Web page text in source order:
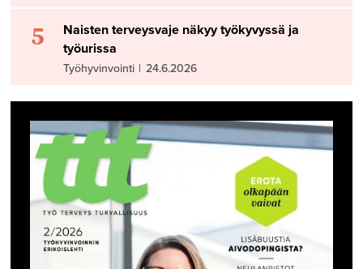
5
Naisten terveysvaje näkyy työkyvyssä ja
työurissa
Työhyvinvointi | 24.6.2026